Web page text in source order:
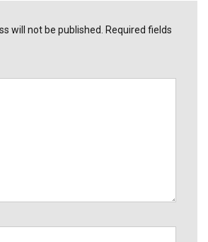
will not be published. Required fields